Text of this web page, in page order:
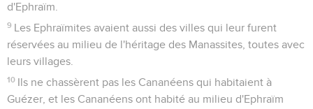
d'Ephraïm.
9 Les Ephraïmites avaient aussi des villes qui leur furent
réservées au milieu de l'héritage des Manassites, toutes avec
leurs villages.
10 Ils ne chassèrent pas les Cananéens qui habitaient à
Guézer, et les Cananéens ont habité au milieu d'Ephraïm